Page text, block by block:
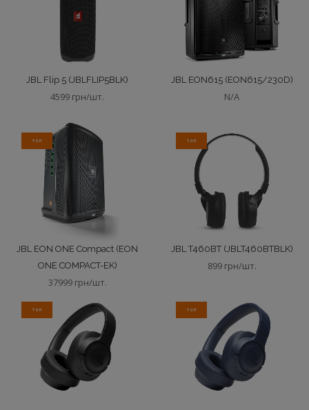
JBL Flip 5 (JBLFLIP5BLK)
4599 грн/шт.
JBL EON615 (EON615/230D)
N/A
ТОП
JBL EON ONE Compact (EON
ONE COMPACT-EK)
37999 грн/шт.
ТОП
JBL T460BT (JBLT460BTBLK)
899 грн/шт.
ТОП ТОП